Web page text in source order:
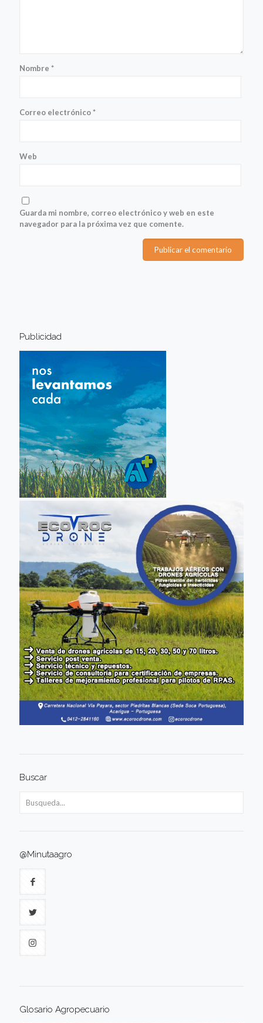
Nombre *
Correo electrónico*
Web
Guarda mi nombre, correo electrónico y web en este
navegador para la próxima vez que comente.
Publicidad
Buscar
@Minutaagro
Glosario Agropecuario